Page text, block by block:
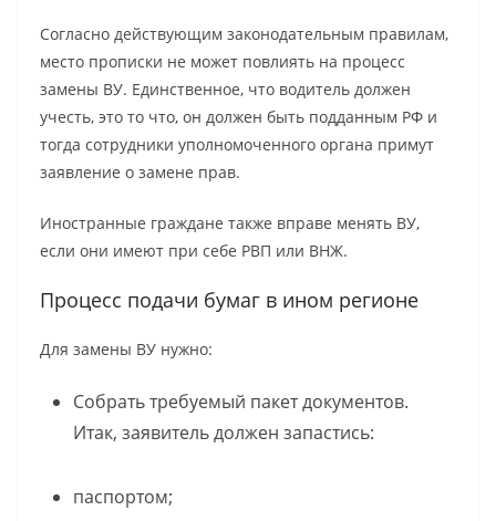
Согласно действующим законодательным правилам,
место прописки не может повлиять на процесс
замены ВУ. Единственное, что водитель должен
учесть, это то что, он должен быть подданным РФ и
тогда сотрудники уполномоченного органа примут
заявление о замене прав.
Иностранные граждане также вправе менять ВУ,
если они имеют при себе РВП или ВНЖ.
Процесс подачи бумаг в ином регионе
Для замены ВУ нужно:
Собрать требуемый пакет документов.
Итак, заявитель должен запастись:
паспортом;